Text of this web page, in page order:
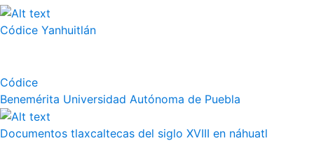
Códice Yanhuitlán
Códice
Benemérita Universidad Autónoma de Puebla
Documentos tlaxcaltecas del siglo XVIII en náhuatl